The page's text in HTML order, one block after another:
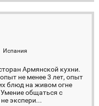
Испания
Армянской кухни.
не менее 3 лет, опыт
блюд на живом огне
общаться с
экспери...